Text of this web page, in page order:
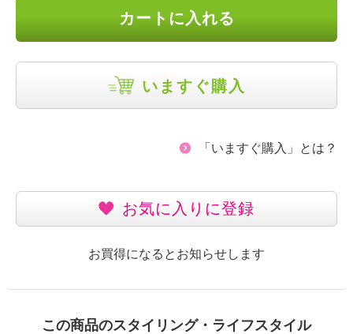
カートに入れる
いますぐ購入
「いますぐ購入」とは？
お気に入りに登録
お買得になるとお知らせします
この商品のスタイリング・ライフスタイル